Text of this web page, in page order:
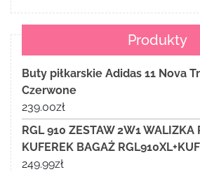
Produkty
Buty piłkarskie Adidas 11 Nova
Czerwone
239.00zł
RGL 910 ZESTAW 2W1 WALIZKA
KUFEREK BAGAŻ
249.99zł